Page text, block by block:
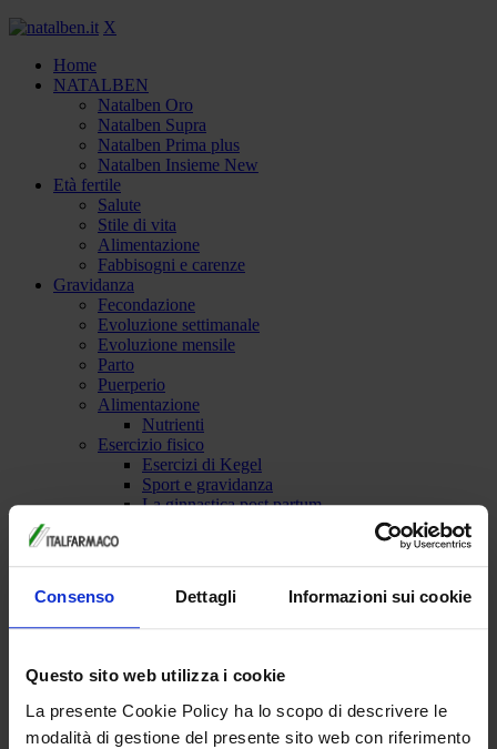
Consenso Dettagli Informazioni sui cookie
Questo sito web utilizza i cookie
La presente Cookie Policy ha lo scopo di descrivere le
modalità di gestione del presente sito web con riferimento
X
Home
NATALBEN
Natalben Oro
Natalben Supra
Natalben Prima plus
Natalben Insieme New
Età fertile
Salute
Stile di vita
Alimentazione
Fabbisogni e carenze
Gravidanza
Fecondazione
Evoluzione settimanale
Evoluzione mensile
Parto
Puerperio
Alimentazione
Nutrienti
Esercizio fisico
Esercizi di Kegel
Sport e gravidanza
La ginnastica post partum
Test ed esami di routine
Gravidanza a rischio
Allattamento
Benefici dell'allattamento materno
Allattamento artificiale
Posizioni allattamento
Alimentazione materna
Bebè